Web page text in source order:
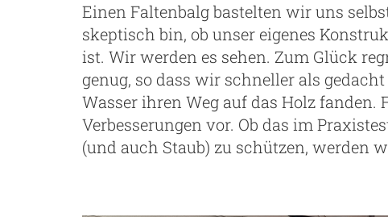
Einen Faltenbalg bastelten wir uns
skeptisch bin, ob unser eigenes
ist. Wir werden es sehen. Zum Glück
genug, so dass wir schneller als
Wasser ihren Weg auf das Holz
Verbesserungen vor. Ob das im
(und auch Staub) zu schützen, werden